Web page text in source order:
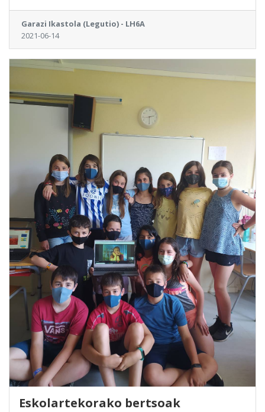
Garazi Ikastola (Legutio) - LH6A
2021-06-14
Eskolartekorako bertsoak